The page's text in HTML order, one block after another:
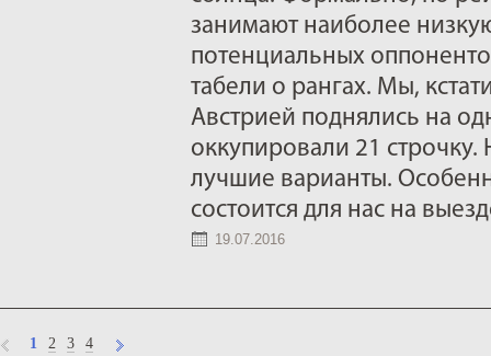
занимают наиболее
потенциальных
табели о рангах. Мы,
Австрией поднялись на
оккупировали 21
лучшие варианты.
состоится для нас на
19.07.2016
1 2 3 4